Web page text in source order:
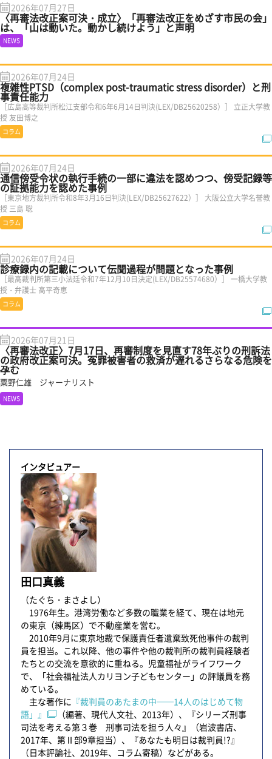
2026年07月27日
〈再審法改正案可決・成立〉「再審法改正をめざす市民の会」
は、「山は動いた。動かし続けよう」と声明
NEWS
2026年07月24日
複雑性PTSD（complex post-traumatic stress disorder）と刑
事責任能力
［広島高等裁判所松江支部令和6年6月14日判決(LEX/DB25620258）］ 立正大学教
授 友田博之
コラム
2026年07月24日
通信傍受令状の執行手続の一部に違法を認めつつ、傍受記録等
の証拠能力を認めた事例
［東京地方裁判所令和8年3月16日判決(LEX/DB25627622）］ 大阪公立大学名誉教
授 三島 聡
コラム
2026年07月24日
診療録内の記載について伝聞過程が問題となった事例
［最高裁判所第三小法廷令和7年12月10日決定(LEX/DB25574680）］ 一橋大学教
授・弁護士 高平奇恵
コラム
2026年07月21日
〈再審法改正〉7月17日、再審制度を見直す78年ぶりの刑訴法
の政府改正案可決。冤罪被害者の救済が遅れるさらなる危険を
孕む
粟野仁雄 ジャーナリスト
NEWS
インタビュアー
田口真義
（たぐち・まさよし）
1976年生。港湾労働など多数の職業を経て、現在は地元
の東京（練馬区）で不動産業を営む。
2010年9月に東京地裁で保護責任者遺棄致死他事件の裁判
員を担当。これ以降、他の事件や他の裁判所の裁判員経験者
たちとの交流を意欲的に重ねる。児童福祉がライフワーク
で、「社会福祉法人カリヨン子どもセンター」の評議員を務
めている。
主な著作に 『裁判員のあたまの中──14人のはじめて物
語」』
（編著、現代人文社、2013年）、『シリーズ刑事
司法を考える第３巻 刑事司法を担う人々』（岩波書店、
2017年、第Ⅱ部9章担当）、『あなたも明日は裁判員!?』
（日本評論社、2019年、コラム寄稿）などがある。